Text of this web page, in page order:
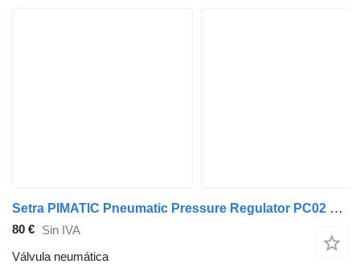
Setra PIMATIC Pneumatic Pressure Regulator PC02 PIMATIC PC02 válvula neumática para Setra autobús
80 € Sin IVA
Válvula neumática